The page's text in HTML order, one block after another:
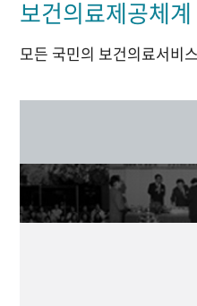
보건의료제공체계
모든 국민의 보건의료서비